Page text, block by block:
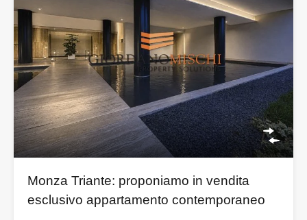
Monza Triante: proponiamo in vendita
esclusivo appartamento contemporaneo